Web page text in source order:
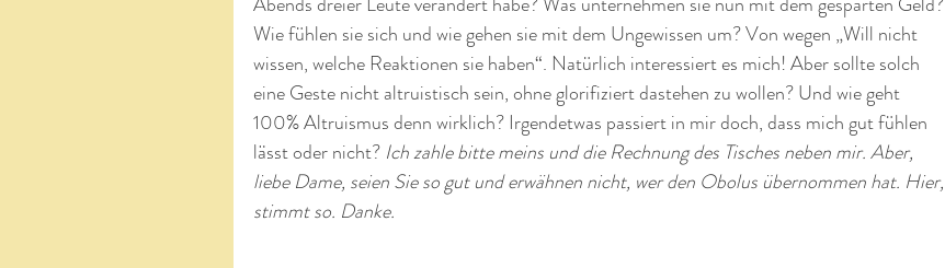
Wie fühlen sie sich und wie gehen sie mit dem Ungewissen um? Von wegen „Will nicht
wissen, welche Reaktionen sie haben“. Natürlich interessiert es mich! Aber sollte solch
eine Geste nicht altruistisch sein, ohne glorifiziert dastehen zu wollen? Und wie geht
100% Altruismus denn wirklich? Irgendetwas passiert in mir doch, dass mich gut fühlen
lässt oder nicht? Ich zahle bitte meins und die Rechnung des Tisches neben mir. Aber,
liebe Dame, seien Sie so gut und erwähnen nicht, wer den Obolus übernommen hat. Hier,
stimmt so. Danke.